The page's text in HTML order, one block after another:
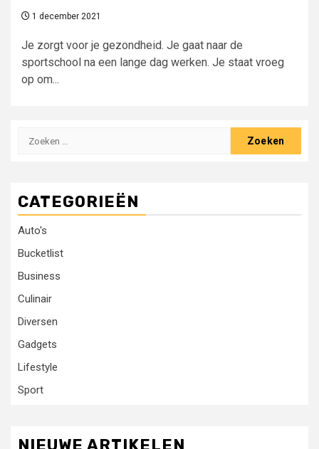
1 december 2021
Je zorgt voor je gezondheid. Je gaat naar de
sportschool na een lange dag werken. Je staat vroeg
op om...
Zoeken
CATEGORIEËN
Auto's
Bucketlist
Business
Culinair
Diversen
Gadgets
Lifestyle
Sport
NIEUWE ARTIKELEN